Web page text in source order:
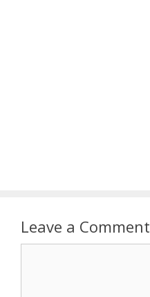
Leave a Comment